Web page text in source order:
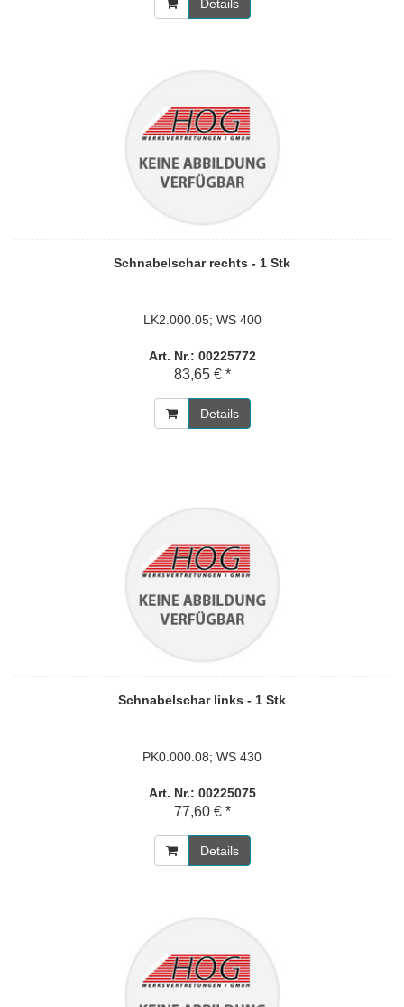
Details
Schnabelschar rechts - 1 Stk
LK2.000.05; WS 400
Art. Nr.: 00225772
83,65 € *
Details
Schnabelschar links - 1 Stk
PK0.000.08; WS 430
Art. Nr.: 00225075
77,60 € *
Details